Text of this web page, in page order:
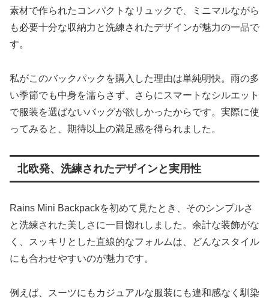
素材で作られたコンパクトなリュックで、ミニマルながら
も必要十分な収納力と洗練されたデザインが魅力の一品で
す。
私がこのバックパックを購入した理由は単純明快。雨の多
い季節でも中身を濡らさず、さらにスマートなシルエット
で服装を選ばないバッグが欲しかったからです。実際に使
ってみると、期待以上の満足感を得られました。
北欧発、洗練されたデザインと実用性
Rains Mini Backpackを初めて見たとき、そのシンプルさ
と洗練された美しさに一目惚れしました。余計な装飾がな
く、スッキリとした直線的なフォルムは、どんなスタイル
にも合わせやすいのが魅力です。
例えば、スーツにもカジュアルな服装にも違和感なく馴染